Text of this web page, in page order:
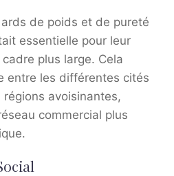
de poids et de pureté
essentielle pour leur
plus large. Cela
entre les différentes cités
avoisinantes,
commercial plus